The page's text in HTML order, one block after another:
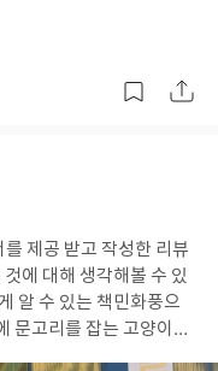
5살(7세) 친구들과 함
제공 받고 작성한 리뷰
에 대해 생각해볼 수 있
알 수 있는 책민화풍으
문고리를 잡는 고양이가